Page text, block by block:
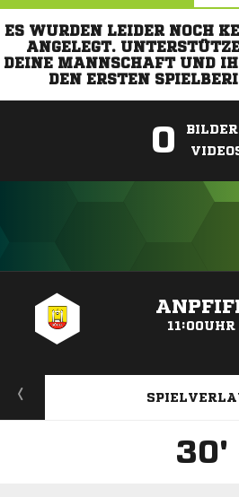
ES WURDEN LEIDER NOCH
ANGELEGT.
DEINE MANNSCHAFT UND
DEN ERSTEN
0
11:00UHR
30'